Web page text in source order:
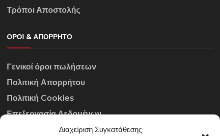
Διαχείριση Συγκατάθεσης
Τρόποι Αποστολής
ΌΡΟΙ & ΑΠΌΡΡΗΤΟ
Γενικοί όροι πωλήσεων
Πολιτική Απορρήτου
Πολιτική Cookies
Επεξεργασία Δεδομένων